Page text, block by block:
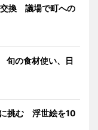
交換 議場で町への
の食材使い、日
挑む 浮世絵を10